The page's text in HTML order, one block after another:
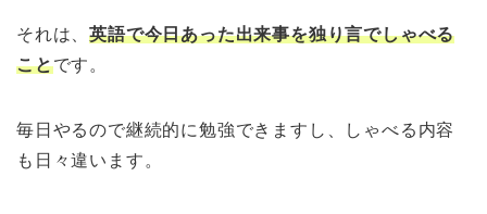
それは、英語で今日あった出来事を独り言でしゃべる
ことです。
毎日やるので継続的に勉強できますし、しゃべる内容
も日々違います。